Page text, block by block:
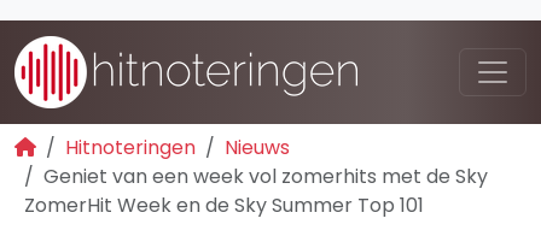
Hitnoteringen
Nieuws
Geniet van een week vol zomerhits met de Sky
ZomerHit Week en de Sky Summer Top 101